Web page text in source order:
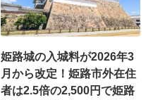
姫路城の入城料が2026年3
月から改定！姫路市外在住
者は2.5倍の2,500円で姫路